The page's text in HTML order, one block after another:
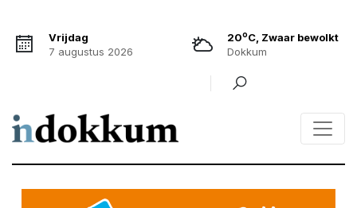
Vrijdag
7 augustus 2026
20oC, Zwaar bewolkt
Dokkum